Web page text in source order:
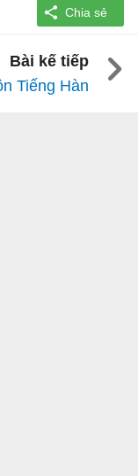
Bài kế tiếp
Tiếng Hàn